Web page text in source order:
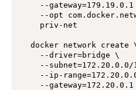
--gateway=179.19.0.1
--opt
  priv-net
docker network create
  --driver=bridge \
--subnet=172.20.0.0/
--ip-
--gateway=172.20.0.1